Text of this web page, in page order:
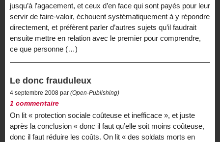
jusqu’à l’agacement, et ceux d’en face qui sont payés pour leur
servir de faire-valoir, échouent systématiquement à y répondre
directement, et préfèrent parler d’autres sujets qu’il faudrait
ensuite mettre en relation avec le premier pour comprendre,
ce que personne (…)
Le donc frauduleux
4 septembre 2008 par (Open-Publishing)
1 commentaire
On lit « protection sociale coûteuse et inefficace », et juste
après la conclusion « donc il faut qu’elle soit moins coûteuse,
donc il faut réduire les coûts. On lit « des soldats morts en